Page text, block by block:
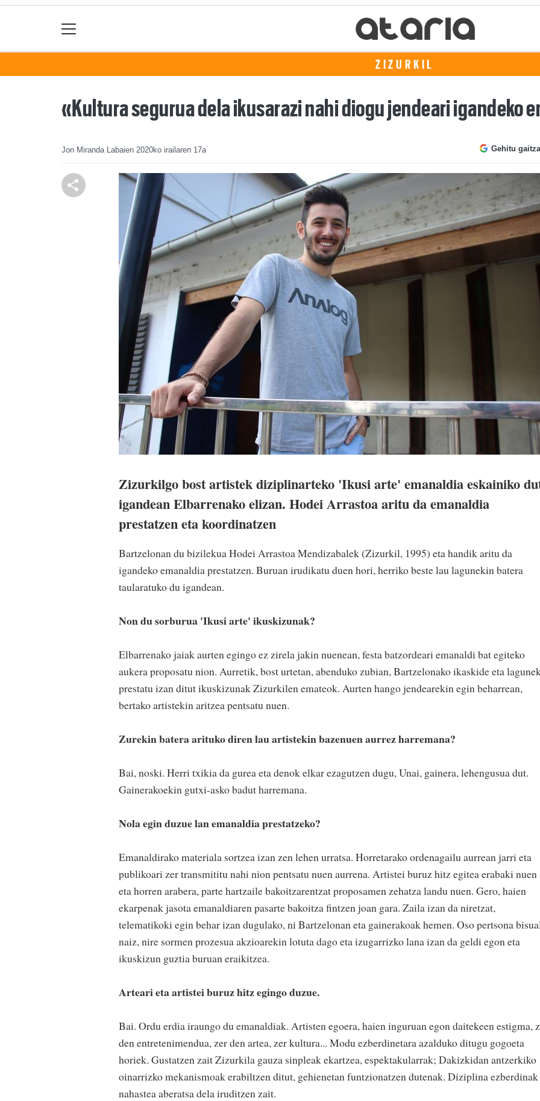
ZIZURKIL
«Kultura segurua dela ikusarazi nahi diogu jendeari igandeko
Jon Miranda Labaien 2020ko irailaren 17a Gehitu
Zizurkilgo bost artistek diziplinarteko 'Ikusi arte' emanaldia eskainiko
igandean Elbarrenako elizan. Hodei Arrastoa aritu da emanaldia
prestatzen eta koordinatzen
Bartzelonan du bizilekua Hodei Arrastoa Mendizabalek (Zizurkil, 1995) eta handik aritu da
igandeko emanaldia prestatzen. Buruan irudikatu duen hori, herriko beste lau lagunekin batera
taularatuko du igandean.
Non du sorburua 'Ikusi arte' ikuskizunak?
Elbarrenako jaiak aurten egingo ez zirela jakin nuenean, festa batzordeari emanaldi bat egiteko
aukera proposatu nion. Aurretik, bost urtetan, abenduko zubian, Bartzelonako ikaskide eta
prestatu izan ditut ikuskizunak Zizurkilen emateok. Aurten hango jendearekin egin beharrean,
bertako artistekin aritzea pentsatu nuen.
Zurekin batera arituko diren lau artistekin bazenuen aurrez harremana?
Bai, noski. Herri txikia da gurea eta denok elkar ezagutzen dugu, Unai, gainera, lehengusua dut.
Gainerakoekin gutxi-asko badut harremana.
Nola egin duzue lan emanaldia prestatzeko?
Emanaldirako materiala sortzea izan zen lehen urratsa. Horretarako ordenagailu aurrean jarri eta
publikoari zer transmititu nahi nion pentsatu nuen aurrena. Artistei buruz hitz egitea erabaki nuen
eta horren arabera, parte hartzaile bakoitzarentzat proposamen zehatza landu nuen. Gero, haien
ekarpenak jasota emanaldiaren pasarte bakoitza fintzen joan gara. Zaila izan da niretzat,
telematikoki egin behar izan dugulako, ni Bartzelonan eta gainerakoak hemen. Oso pertsona
naiz, nire sormen prozesua akzioarekin lotuta dago eta izugarrizko lana izan da geldi egon eta
ikuskizun guztia buruan eraikitzea.
Arteari eta artistei buruz hitz egingo duzue.
Bai. Ordu erdia iraungo du emanaldiak. Artisten egoera, haien inguruan egon daitekeen estigma,
den entretenimendua, zer den artea, zer kultura... Modu ezberdinetara azalduko ditugu gogoeta
horiek. Gustatzen zait Zizurkila gauza sinpleak ekartzea, espektakularrak; Dakizkidan antzerkiko
oinarrizko mekanismoak erabiltzen ditut, gehienetan funtzionatzen dutenak. Diziplina ezberdinak
nahastea aberatsa dela iruditzen zait.